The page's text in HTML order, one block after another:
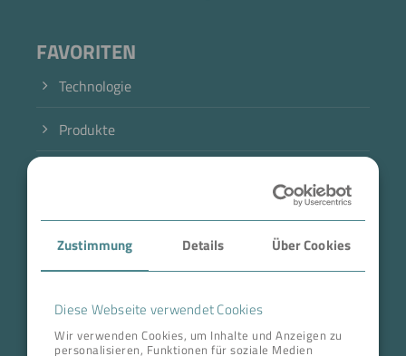
Zustimmung Details Über Cookies
Diese Webseite verwendet Cookies
Wir verwenden Cookies, um Inhalte und Anzeigen zu
personalisieren, Funktionen für soziale Medien
FAVORITEN
Technologie
Produkte
Case Studies
Über BOKELA
Karriere